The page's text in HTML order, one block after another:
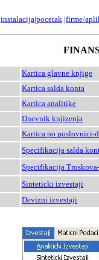
instalacija|pocetak |firme/
Kartica glavne knjige
Kartica salda konta
Kartica analitike
Dnevnik knjizenja
Kartica po poslovnici-
Specifikacija salda
Specifikacija
Sinteticki izvestaji
Devizni izvestaji